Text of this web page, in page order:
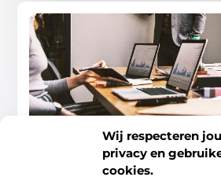
Wij respecteren
privacy en
cookies.
Ontdek de kracht van
mediation opleidingen
Mediation is een vakgebied